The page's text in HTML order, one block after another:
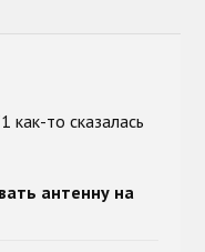
как-то сказалась
антенну на